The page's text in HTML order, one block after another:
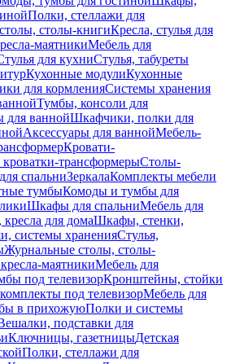
Полки, стеллажи для
столы-книгиКресла, стулья для
маятникиМебель для
для кухниСтулья, табуреты
Кухонные модулиКухонные
для кормленияСистемы хранения
Тумбы, консоли для
ваннойШкафчики, полки для
Аксессуары для ваннойМебель-
Кровати-
кроватки-трансформерыСтолы-
спальниЗеркалаКомплекты мебели
тумбыКомоды и тумбы для
Шкафы для спальниМебель для
для домаШкафы, стенки,
системы храненияСтулья,
Журнальные столы, столы-
маятникиМебель для
под телевизорКронштейны, стойки
под телевизорМебель для
в прихожуюПолки и системы
подставки для
Ключницы, газетницыДетская
Полки, стеллажи для